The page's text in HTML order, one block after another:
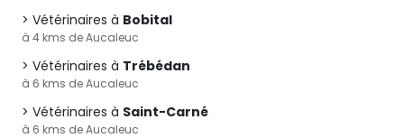
Vétérinaires à Bobital
à 4 kms de Aucaleuc
Vétérinaires à Trébédan
à 6 kms de Aucaleuc
Vétérinaires à Saint-Carné
à 6 kms de Aucaleuc